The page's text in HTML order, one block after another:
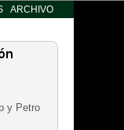
ARCHIVO
y Petro